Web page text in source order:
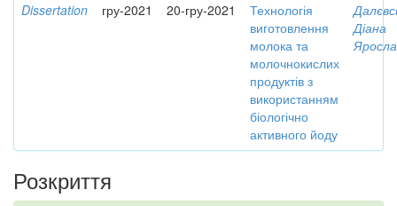
Dissertation гру-2021 20-гру-2021
Технологія
виготовлення
молока та
молочнокислих
продуктів з
використанням
біологічно
активного йоду
Діана
Розкриття